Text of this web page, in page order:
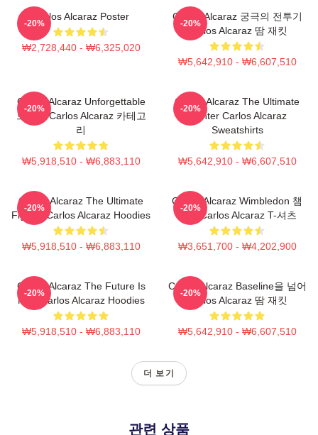
Carlos Alcaraz Poster
₩2,728,440 - ₩6,325,020
-20%
Carlos Alcaraz 궁극의 전투기
Carlos Alcaraz 땀 재킷
₩5,642,910 - ₩6,607,510
-20%
Carlos Alcaraz Unforgettable
드롭샷 Carlos Alcaraz 카테고
리
₩5,918,510 - ₩6,883,110
-20%
Carlos Alcaraz The Ultimate
Fighter Carlos Alcaraz
Sweatshirts
₩5,642,910 - ₩6,607,510
-20%
Carlos Alcaraz The Ultimate
Fighter Carlos Alcaraz Hoodies
₩5,918,510 - ₩6,883,110
-20%
Carlos Alcaraz Wimbledon 챔
피언 Carlos Alcaraz T-셔츠
₩3,651,700 - ₩4,202,900
-20%
Carlos Alcaraz The Future Is
Now Carlos Alcaraz Hoodies
₩5,918,510 - ₩6,883,110
-20%
Carlos Alcaraz Baseline을 넘어
Carlos Alcaraz 땀 재킷
₩5,642,910 - ₩6,607,510
-20%
더 보기
관련 상품